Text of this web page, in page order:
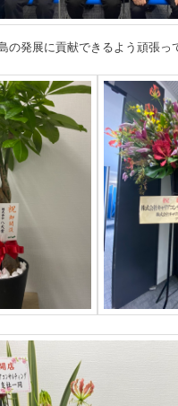
の発展に貢献できるよう頑張っ